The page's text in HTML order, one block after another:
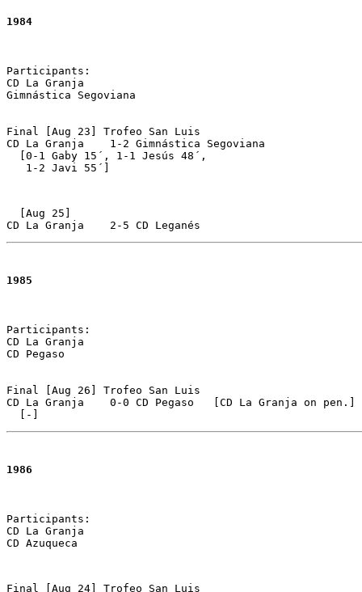
1984
Participants:
CD La Granja
Gimnástica Segoviana
Final [Aug 23] Trofeo San Luis
CD La Granja	1-2 Gimnástica Segoviana
  [0-1 Gaby 15´, 1-1 Jesús 48´,
   1-2 Javi 55´]
[Aug 25]
CD La Granja 	2-5 CD Leganés
1985
Participants:
CD La Granja
CD Pegaso
Final [Aug 26] Trofeo San Luis
CD La Granja	0-0 CD Pegaso   [CD La Granja on pen.]
  [-]
1986
Participants:
CD La Granja
Final [Aug 24] Trofeo San Luis